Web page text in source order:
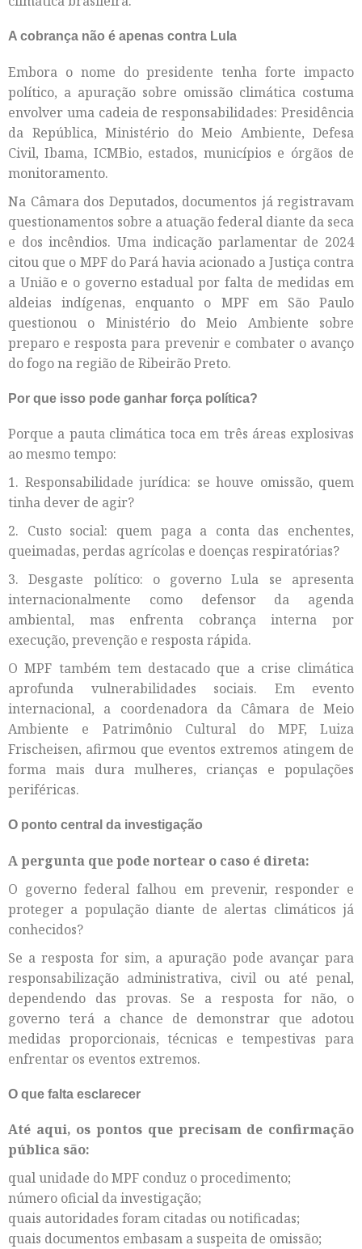
A cobrança não é apenas contra Lula
Embora o nome do presidente tenha forte impacto
político, a apuração sobre omissão climática costuma
envolver uma cadeia de responsabilidades: Presidência
da República, Ministério do Meio Ambiente, Defesa
Civil, Ibama, ICMBio, estados, municípios e órgãos de
monitoramento.
Na Câmara dos Deputados, documentos já registravam
questionamentos sobre a atuação federal diante da seca
e dos incêndios. Uma indicação parlamentar de 2024
citou que o MPF do Pará havia acionado a Justiça contra
a União e o governo estadual por falta de medidas em
aldeias indígenas, enquanto o MPF em São Paulo
questionou o Ministério do Meio Ambiente sobre
preparo e resposta para prevenir e combater o avanço
do fogo na região de Ribeirão Preto.
Por que isso pode ganhar força política?
Porque a pauta climática toca em três áreas explosivas
ao mesmo tempo:
1. Responsabilidade jurídica: se houve omissão, quem
tinha dever de agir?
2. Custo social: quem paga a conta das enchentes,
queimadas, perdas agrícolas e doenças respiratórias?
3. Desgaste político: o governo Lula se apresenta
internacionalmente como defensor da agenda
ambiental, mas enfrenta cobrança interna por
execução, prevenção e resposta rápida.
O MPF também tem destacado que a crise climática
aprofunda vulnerabilidades sociais. Em evento
internacional, a coordenadora da Câmara de Meio
Ambiente e Patrimônio Cultural do MPF, Luiza
Frischeisen, afirmou que eventos extremos atingem de
forma mais dura mulheres, crianças e populações
periféricas.
O ponto central da investigação
A pergunta que pode nortear o caso é direta:
O governo federal falhou em prevenir, responder e
proteger a população diante de alertas climáticos já
conhecidos?
Se a resposta for sim, a apuração pode avançar para
responsabilização administrativa, civil ou até penal,
dependendo das provas. Se a resposta for não, o
governo terá a chance de demonstrar que adotou
medidas proporcionais, técnicas e tempestivas para
enfrentar os eventos extremos.
O que falta esclarecer
Até aqui, os pontos que precisam de confirmação
pública são:
qual unidade do MPF conduz o procedimento;
número oficial da investigação;
quais autoridades foram citadas ou notificadas;
quais documentos embasam a suspeita de omissão;